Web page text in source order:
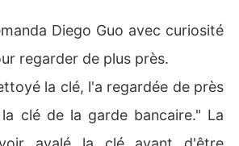
Diego Guo avec curiosité
regarder de plus près.
la clé, l'a regardée de près
clé de la garde bancaire." La